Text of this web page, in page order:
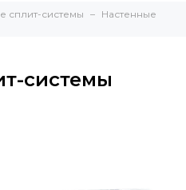
сплит-системы
Настенные
системы